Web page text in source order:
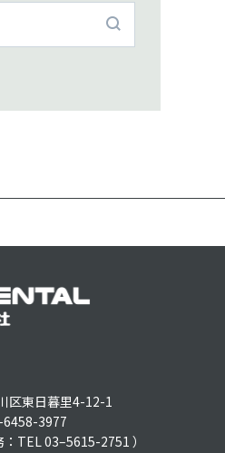
区東日暮里4-12-1
3977
：TEL 03–5615-2751 ）